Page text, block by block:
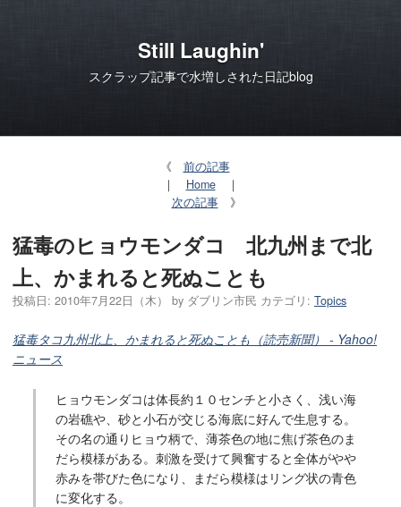
Still Laughin'
スクラップ記事で水増しされた日記blog
《 前の記事
｜ Home｜
次の記事》
猛毒のヒョウモンダコ 北九州まで北
上、かまれると死ぬことも
投稿日: 2010年7月22日（木） by ダブリン市民 カテゴリ: Topics
猛毒タコ九州北上、かまれると死ぬことも（読売新聞） - Yahoo!
ニュース
ヒョウモンダコは体長約１０センチと小さく、浅い海
の岩礁や、砂と小石が交じる海底に好んで生息する。
その名の通りヒョウ柄で、薄茶色の地に焦げ茶色のま
だら模様がある。刺激を受けて興奮すると全体がやや
赤みを帯びた色になり、まだら模様はリング状の青色
に変化する。